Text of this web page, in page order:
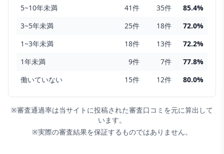
5~10年未満
41件 35件 85.4%
3~5年未満
25件 18件 72.0%
1~3年未満
18件 13件 72.2%
1年未満
9件 7件 77.8%
働いていない
15件 12件 80.0%
※審査通過率は当サイトに投稿された審査口コミを元に算出して
います。
※実際の審査結果を保証するものではありません。